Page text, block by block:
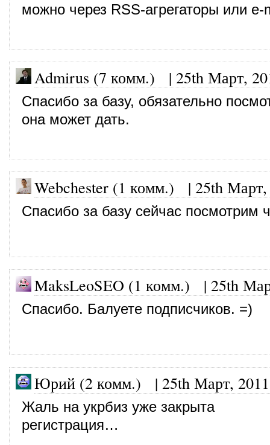
можно через RSS-агрегаторы или e-
Admirus (7 комм.) | 25th Март,
Спасибо за базу, обязательно
она может дать.
Webchester (1 комм.) | 25th
Спасибо за базу сейчас посмотрим
MaksLeoSEO (1 комм.) | 25th
Спасибо. Балуете подписчиков. =)
Юрий (2 комм.) | 25th Март, 2011
Жаль на укрбиз уже закрыта
регистрация…